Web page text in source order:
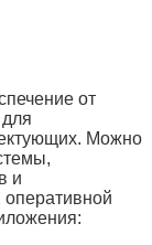
от
Можно
и